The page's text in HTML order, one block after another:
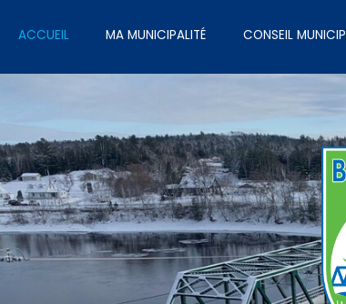
ACCUEIL MA MUNICIPALITÉ CONSEIL